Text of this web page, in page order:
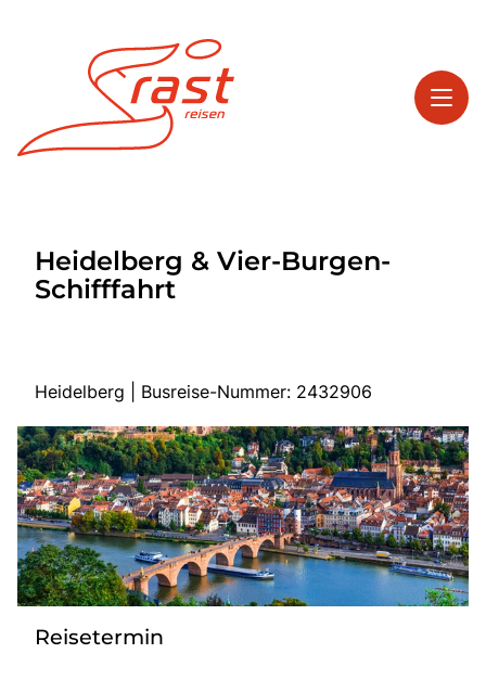
Highlights
Service
Start
Tagesreisen
Mehrtagesreisen
Bus anmieten
Linienverkehr
Kontakt
Heidelberg & Vier-Burgen-
Schifffahrt
Heidelberg | Busreise-Nummer: 2432906
Reisetermin